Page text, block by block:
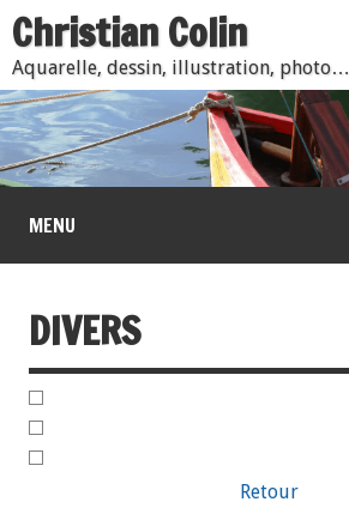
Christian Colin
Aquarelle, dessin, illustration, photo…
MENU
DIVERS
Retour